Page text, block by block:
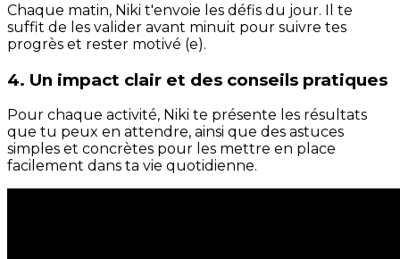
Chaque matin, Niki t'envoie les défis du jour. Il te
suffit de les valider avant minuit pour suivre tes
progrès et rester motivé (e).
4. Un impact clair et des conseils pratiques
Pour chaque activité, Niki te présente les résultats
que tu peux en attendre, ainsi que des astuces
simples et concrètes pour les mettre en place
facilement dans ta vie quotidienne.